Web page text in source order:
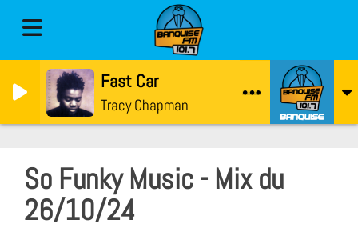
Fast Car
Tracy Chapman
So Funky Music - Mix du
26/10/24